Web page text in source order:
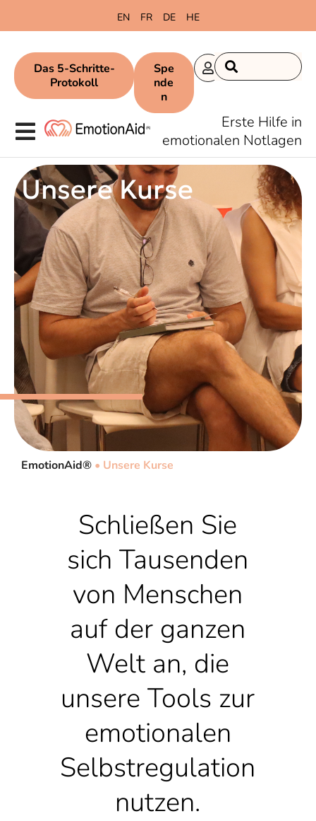
EN FR DE HE
Erste Hilfe in
emotionalen Notlagen
Das 5-Schritte-
Protokoll
Spe
nde
n
Unsere Kurse
EmotionAid® • Unsere Kurse
Schließen Sie
sich Tausenden
von Menschen
auf der ganzen
Welt an, die
unsere Tools zur
emotionalen
Selbstregulation
nutzen.